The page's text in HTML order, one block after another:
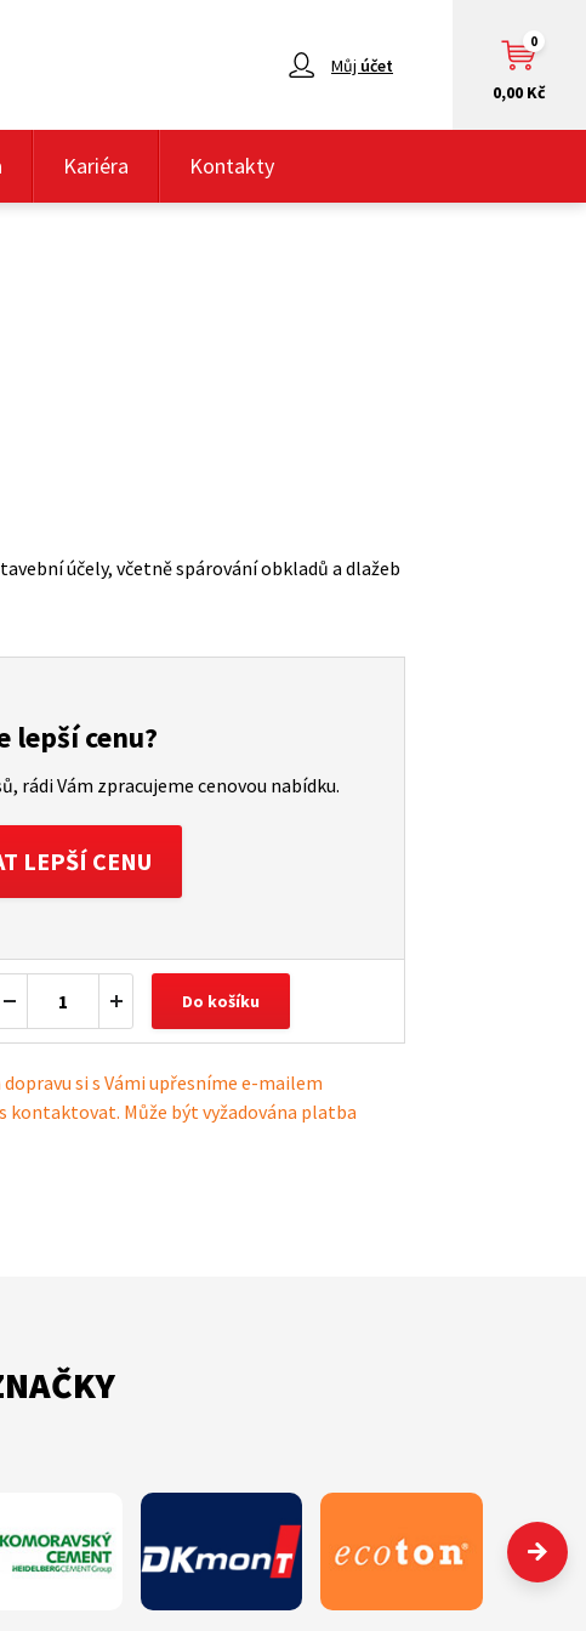
0,00 Kč
0
Můj účet
Kariéra Kontakty
účely, včetně spárování obkladů a dlažeb
lepší cenu?
rádi Vám zpracujeme cenovou nabídku.
LEPŠÍ CENU
Do košíku
si s Vámi upřesníme e-mailem
kontaktovat. Může být vyžadována platba